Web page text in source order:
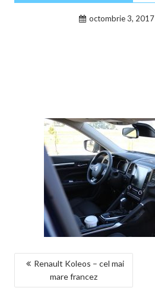
octombrie 3, 2017
NAVIGARE
Renault Koleos – cel mai
mare francez